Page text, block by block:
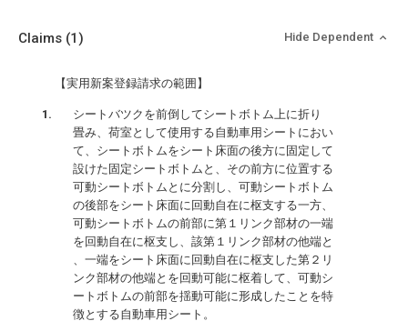
Claims (1) Hide Dependent
【実用新案登録請求の範囲】
シートバツクを前倒してシートボトム上に折り
畳み、荷室として使用する自動車用シートにおい
て、シートボトムをシート床面の後方に固定して
設けた固定シートボトムと、その前方に位置する
可動シートボトムとに分割し、可動シートボトム
の後部をシート床面に回動自在に枢支する一方、
可動シートボトムの前部に第１リンク部材の一端
を回動自在に枢支し、該第１リンク部材の他端と
、一端をシート床面に回動自在に枢支した第２リ
ンク部材の他端とを回動可能に枢着して、可動シ
ートボトムの前部を揺動可能に形成したことを特
徴とする自動車用シート。